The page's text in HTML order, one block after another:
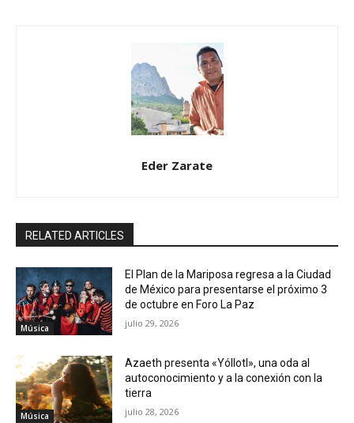
Eder Zarate
RELATED ARTICLES
Música
El Plan de la Mariposa regresa a la Ciudad
de México para presentarse el próximo 3
de octubre en Foro La Paz
julio 29, 2026
Música
Azaeth presenta «Yóllotl», una oda al
autoconocimiento y a la conexión con la
tierra
julio 28, 2026